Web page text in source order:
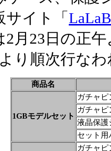
サイト「
2月23日の正
り順次行な
商品名
1GBモデルセット
ガチャピ
ガチャ
液晶保護
セット用
ガチャピ